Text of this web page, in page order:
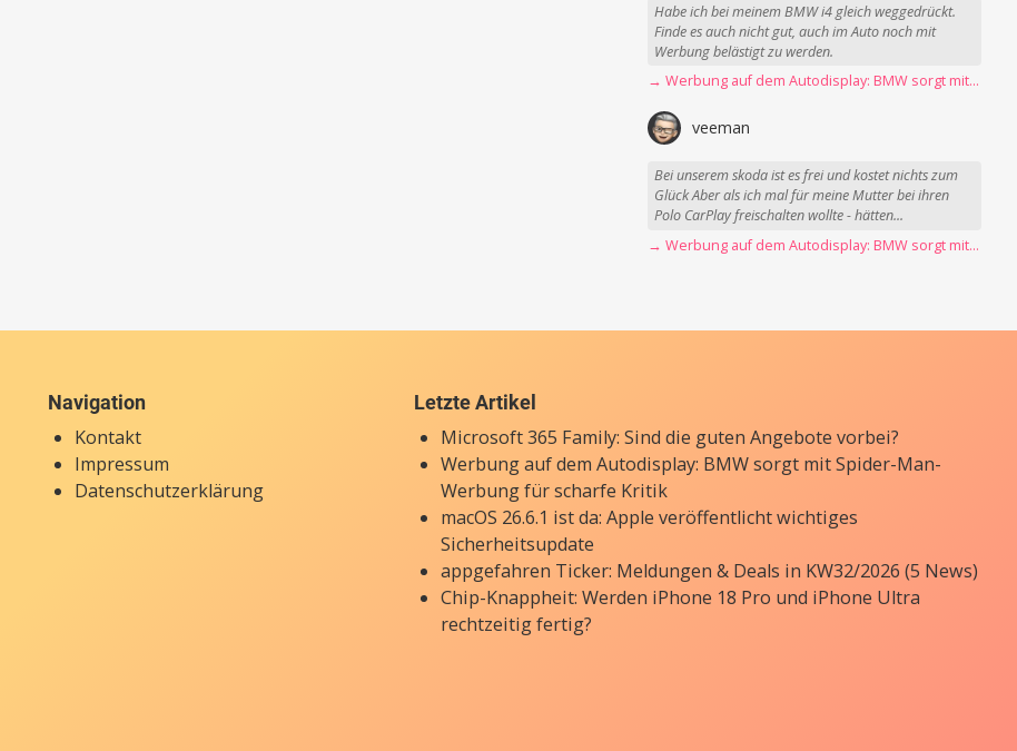
Habe ich bei meinem BMW i4 gleich weggedrückt.
Finde es auch nicht gut, auch im Auto noch mit
Werbung belästigt zu werden.
→ Werbung auf dem Autodisplay: BMW sorgt mit Spider-Man-Werbung für scharfe Kritik
veeman
Bei unserem skoda ist es frei und kostet nichts zum
Glück Aber als ich mal für meine Mutter bei ihren
Polo CarPlay freischalten wollte - hätten...
→ Werbung auf dem Autodisplay: BMW sorgt mit Spider-Man-Werbung für scharfe Kritik
Navigation
Kontakt
Impressum
Datenschutzerklärung
Letzte Artikel
Microsoft 365 Family: Sind die guten Angebote vorbei?
Werbung auf dem Autodisplay: BMW sorgt mit Spider-Man-
Werbung für scharfe Kritik
macOS 26.6.1 ist da: Apple veröffentlicht wichtiges
Sicherheitsupdate
appgefahren Ticker: Meldungen & Deals in KW32/2026 (5 News)
Chip-Knappheit: Werden iPhone 18 Pro und iPhone Ultra
rechtzeitig fertig?